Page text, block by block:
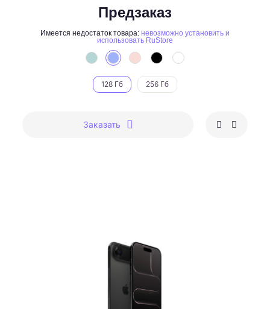
Предзаказ
Имеется недостаток товара: невозможно установить и
использовать RuStore
128 Гб 256 Гб
Заказать